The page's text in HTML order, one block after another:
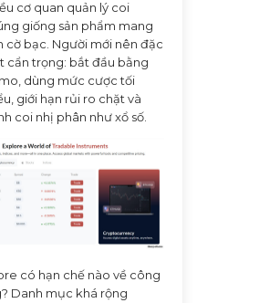
cơ quan quản lý coi
giống sản phẩm mang
cờ bạc. Người mới nên đặc
cẩn trọng: bắt đầu bằng
dùng mức cược tối
giới hạn rủi ro chặt và
coi nhị phân như xổ số.
có hạn chế nào về công
Danh mục khá rộng